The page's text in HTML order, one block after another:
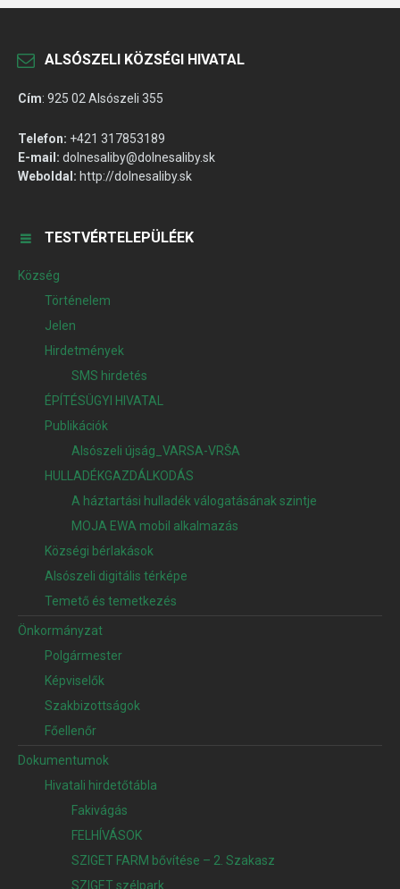
ALSÓSZELI KÖZSÉGI HIVATAL
Cím: 925 02 Alsószeli 355
Telefon: +421 317853189
E-mail: dolnesaliby@dolnesaliby.sk
Weboldal: http://dolnesaliby.sk
TESTVÉRTELEPÜLÉEK
Község
Történelem
Jelen
Hirdetmények
SMS hirdetés
ÉPÍTÉSÜGYI HIVATAL
Publikációk
Alsószeli újság_VARSA-VRŠA
HULLADÉKGAZDÁLKODÁS
A háztartási hulladék válogatásának szintje
MOJA EWA mobil alkalmazás
Községi bérlakások
Alsószeli digitális térképe
Temető és temetkezés
Önkormányzat
Polgármester
Képviselők
Szakbizottságok
Főellenőr
Dokumentumok
Hivatali hirdetőtábla
Fakivágás
FELHÍVÁSOK
SZIGET FARM bővítése – 2. Szakasz
SZIGET szélpark